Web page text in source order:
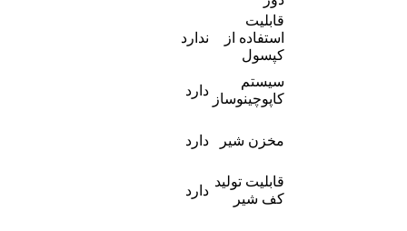
قابلیت
استفاده از
کپسول
ندارد
سیستم
کاپوچینوساز
دارد
مخزن شیر دارد
قابلیت تولید
کف شیر
دارد